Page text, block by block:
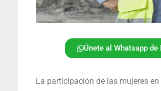
Únete al Whatsapp de
La participación de las mujeres